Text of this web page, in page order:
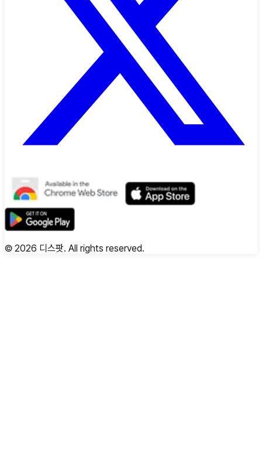
© 2026 디스팟. All rights reserved.